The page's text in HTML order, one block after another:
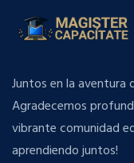
Juntos en la aventura
Agradecemos
vibrante comunidad
aprendiendo juntos!